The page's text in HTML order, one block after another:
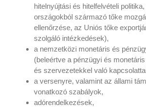
hitelnyújtási és hitelfelvételi
országokból származó tőke
ellenőrzése, az Uniós tőke
szolgáló intézkedések),
a nemzetközi monetáris és
(beleértve a pénzügyi és
és szervezetekkel való
a versenyre, valamint az állami
vonatkozó szabályok,
adórendelkezések,